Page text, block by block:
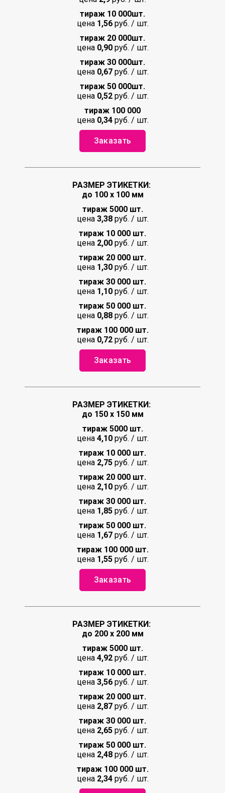
тираж 10 000шт.
цена 1,56руб. / шт.
тираж 20 000шт.
цена 0,90руб. / шт.
тираж 30 000шт.
цена 0,67руб. / шт.
тираж 50 000шт.
цена 0,52 руб. / шт.
тираж 100 000
цена 0,34руб. / шт.
Заказать
РАЗМЕР ЭТИКЕТКИ:
до 100 х 100 мм
тираж 5000 шт.
цена 3,38 руб. / шт.
тираж 10 000 шт.
цена 2,00руб. / шт.
тираж 20 000 шт.
цена 1,30руб. / шт.
тираж 30 000 шт.
цена 1,10руб. / шт.
тираж 50 000 шт.
цена 0,88руб. / шт.
тираж 100 000 шт.
цена 0,72руб. / шт.
Заказать
РАЗМЕР ЭТИКЕТКИ:
до 150 х 150 мм
тираж 5000 шт.
цена 4,10 руб. / шт.
тираж 10 000 шт.
цена2,75руб. / шт.
тираж 20 000 шт.
цена 2,10руб. / шт.
тираж 30 000 шт.
цена 1,85руб. / шт.
тираж 50 000 шт.
цена 1,67руб. / шт.
тираж 100 000 шт.
цена 1,55руб. / шт.
Заказать
РАЗМЕР ЭТИКЕТКИ:
до 200 х 200 мм
тираж 5000 шт.
цена 4,92руб. / шт.
тираж 10 000 шт.
цена 3,56руб. / шт.
тираж 20 000 шт.
цена 2,87руб. / шт.
тираж 30 000 шт.
цена 2,65руб. / шт.
тираж 50 000 шт.
цена 2,48руб. / шт.
тираж 100 000 шт.
цена 2,34руб. / шт.